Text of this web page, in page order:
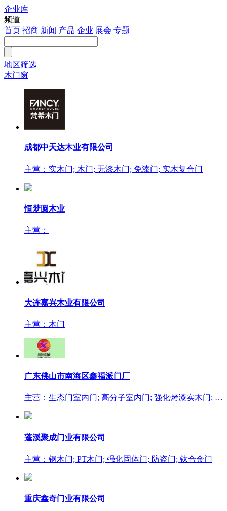
企业库
频道
首页 招商 新闻 产品 企业 展会 专题
地区筛选
木门窗
成都中天达木业有限公司
主营：实木门; 木门; 无漆木门; 免漆门; 实木复合门
恒梦圆木业
主营：
大连嘉兴木业有限公司
主营：木门
广东佛山市南海区鑫福派门厂
主营：生态门室内门; 高分子室内门; 强化烤漆实木门; 原木门; 钢木门
蓬溪聚成门业有限公司
主营：钢木门; PT木门; 强化固体门; 防盗门; 钛合金门
重庆鑫奇门业有限公司